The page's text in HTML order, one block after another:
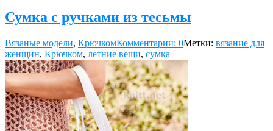
Сумка с ручками из тесьмы
Вязаные модели, КрючкомКомментарии: 0Метки: вязание для
женщин, Крючком, летние вещи, сумка